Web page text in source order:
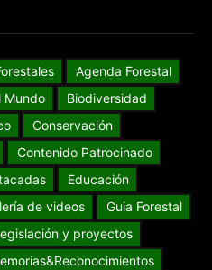
Agenda Forestal
Mundo
Biodiversidad
Conservación
Contenido Patrocinado
Educación
de videos
Guia Forestal
y proyectos